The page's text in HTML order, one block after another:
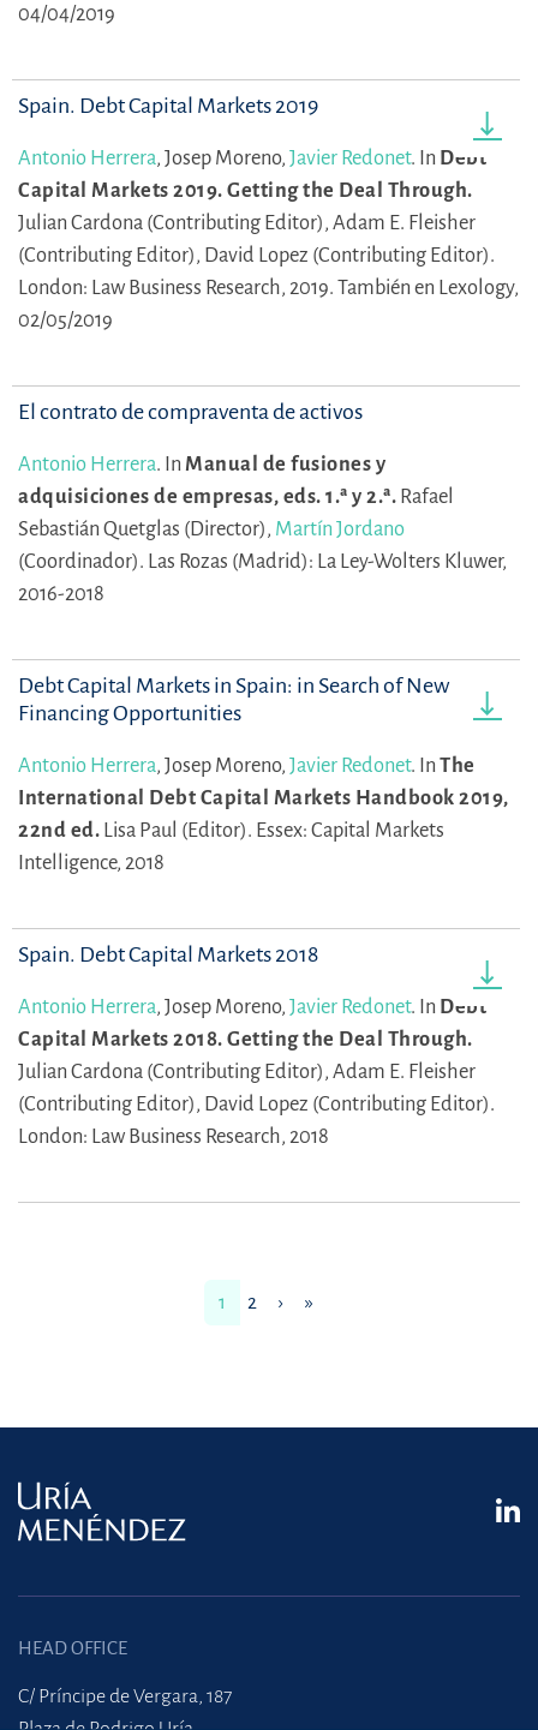
04/04/2019
Spain. Debt Capital Markets 2019
Antonio Herrera, Josep Moreno, Javier Redonet. In Debt
Capital Markets 2019. Getting the Deal Through.
Julian Cardona (Contributing Editor), Adam E. Fleisher
(Contributing Editor), David Lopez (Contributing Editor).
London: Law Business Research, 2019. También en Lexology,
02/05/2019
El contrato de compraventa de activos
Antonio Herrera. In Manual de fusiones y
adquisiciones de empresas, eds. 1.ª y 2.ª. Rafael
Sebastián Quetglas (Director), Martín Jordano
(Coordinador). Las Rozas (Madrid): La Ley-Wolters Kluwer,
2016-2018
Debt Capital Markets in Spain: in Search of New
Financing Opportunities
Antonio Herrera, Josep Moreno, Javier Redonet. In The
International Debt Capital Markets Handbook 2019,
22nd ed. Lisa Paul (Editor). Essex: Capital Markets
Intelligence, 2018
Spain. Debt Capital Markets 2018
Antonio Herrera, Josep Moreno, Javier Redonet. In Debt
Capital Markets 2018. Getting the Deal Through.
Julian Cardona (Contributing Editor), Adam E. Fleisher
(Contributing Editor), David Lopez (Contributing Editor).
London: Law Business Research, 2018
1 2 › »
HEAD OFFICE
C/ Príncipe de Vergara, 187